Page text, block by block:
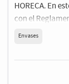
HORECA. En
con el
basadas en
Envases